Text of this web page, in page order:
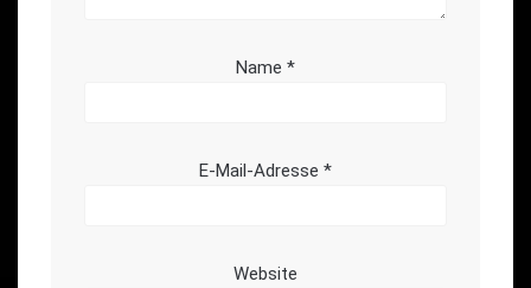
Name *
E-Mail-Adresse *
Website